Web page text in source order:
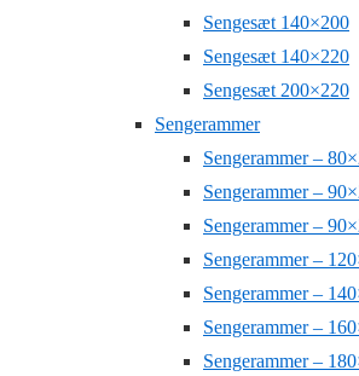
Sengesæt 140×200
Sengesæt 140×220
Sengesæt 200×220
Sengerammer
Sengerammer –
Sengerammer –
Sengerammer –
Sengerammer –
Sengerammer –
Sengerammer –
Sengerammer –